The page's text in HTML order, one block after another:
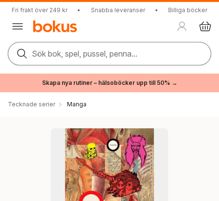
Fri frakt över 249 kr • Snabba leveranser • Billiga böcker
Sök bok, spel, pussel, penna...
Skapa nya rutiner – hälsoböcker upp till 50% →
Tecknade serier Manga